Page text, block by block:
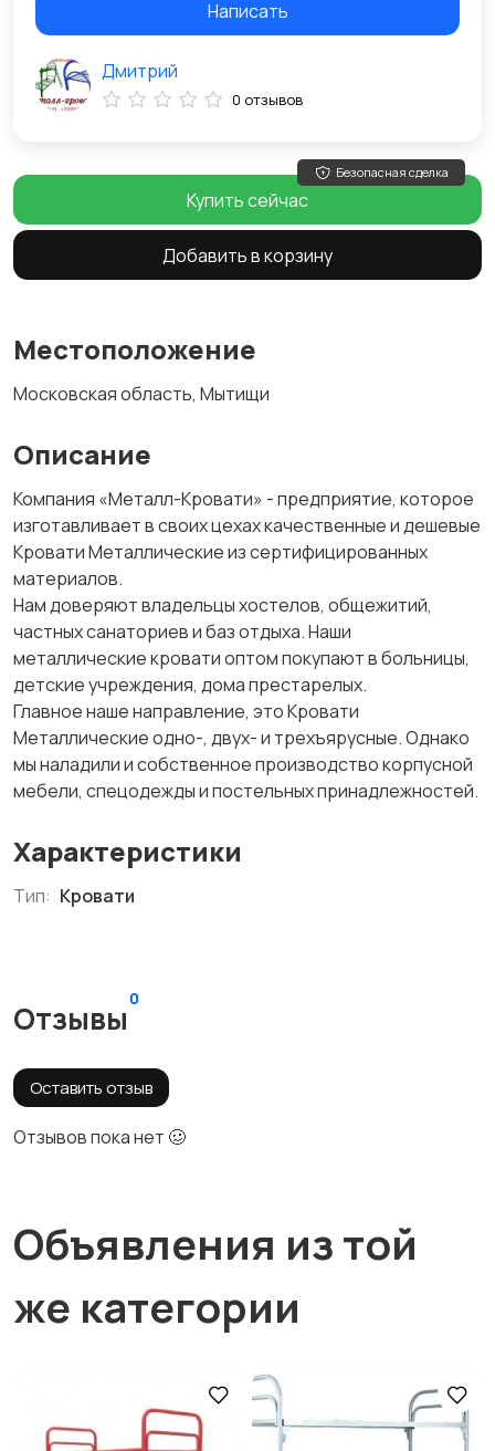
Местоположение
Московская область, Мытищи
Описание
Компания «Металл-Кровати» - предприятие, которое
изготавливает в своих цехах качественные и дешевые
Кровати Металлические из сертифицированных
материалов.
Нам доверяют владельцы хостелов, общежитий,
частных санаториев и баз отдыха. Наши
металлические кровати оптом покупают в больницы,
детские учреждения, дома престарелых.
Главное наше направление, это Кровати
Металлические одно-, двух- и трехъярусные. Однако
мы наладили и собственное производство корпусной
мебели, спецодежды и постельных принадлежностей.
Характеристики
Тип: Кровати
Отзывы
0
Оставить отзыв
Отзывов пока нет 🥴
Написать
Дмитрий
0 отзывов
Безопасная сделка
Купить сейчас
Добавить в корзину
Объявления из той
же категории